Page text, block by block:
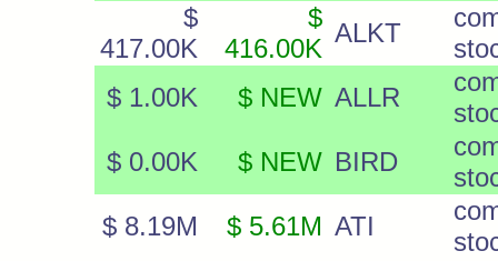
$
417.00K
$
416.00K
ALKT
$ 1.00K
$ NEW ALLR
$ 0.00K
$ NEW BIRD
$ 8.19M
$ 5.61M ATI